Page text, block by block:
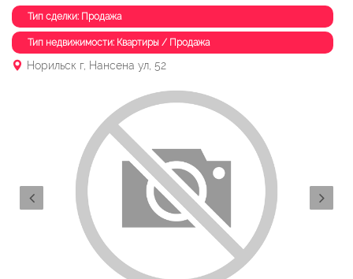
Тип сделки: Продажа
Тип недвижимости: Квартиры / Продажа
Норильск г, Нансена ул, 52